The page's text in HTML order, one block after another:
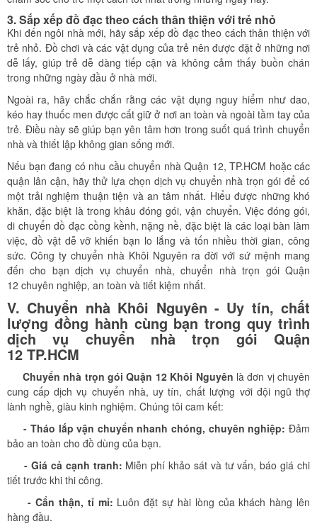
3. Sắp xếp đồ đạc theo cách thân thiện với trẻ nhỏ
Khi đến ngôi nhà mới, hãy sắp xếp đồ đạc theo cách thân thiện với
trẻ nhỏ. Đồ chơi và các vật dụng của trẻ nên được đặt ở những nơi
dễ lấy, giúp trẻ dễ dàng tiếp cận và không cảm thấy buồn chán
trong những ngày đầu ở nhà mới.
Ngoài ra, hãy chắc chắn rằng các vật dụng nguy hiểm như dao,
kéo hay thuốc men được cất giữ ở nơi an toàn và ngoài tầm tay của
trẻ. Điều này sẽ giúp bạn yên tâm hơn trong suốt quá trình chuyển
nhà và thiết lập không gian sống mới.
Nếu bạn đang có nhu cầu chuyển nhà Quận 12, TP.HCM hoặc các
quận lân cận, hãy thử lựa chọn dịch vụ chuyển nhà trọn gói để có
một trải nghiệm thuận tiện và an tâm nhất. Hiểu được những khó
khăn, đặc biệt là trong khâu đóng gói, vận chuyển. Việc đóng gói,
di chuyển đồ đạc cồng kềnh, nặng nề, đặc biệt là các loại bàn làm
việc, đồ vật dễ vỡ khiến bạn lo lắng và tốn nhiều thời gian, công
sức. Công ty chuyển nhà Khôi Nguyên ra đời với sứ mệnh mang
đến cho bạn dịch vụ chuyển nhà, chuyển nhà trọn gói Quận
12 chuyên nghiệp, an toàn và tiết kiệm nhất.
V. Chuyển nhà Khôi Nguyên - Uy tín, chất
lượng đồng hành cùng bạn trong quy trình
dịch vụ chuyển nhà trọn gói Quận
12 TP.HCM
Chuyển nhà trọn gói Quận 12 Khôi Nguyên là đơn vị chuyên
cung cấp dịch vụ chuyển nhà, uy tín, chất lượng với đội ngũ thợ
lành nghề, giàu kinh nghiệm. Chúng tôi cam kết:
- Tháo lắp vận chuyển nhanh chóng, chuyên nghiệp: Đảm
bảo an toàn cho đồ dùng của bạn.
- Giá cả cạnh tranh: Miễn phí khảo sát và tư vấn, báo giá chi
tiết trước khi thi công.
- Cẩn thận, tỉ mỉ: Luôn đặt sự hài lòng của khách hàng lên
hàng đầu.